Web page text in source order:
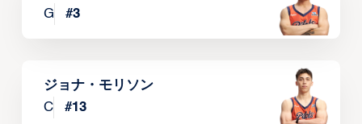
G
#3
ジョナ・モリソン
C
#13